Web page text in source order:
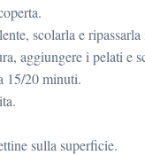
scolarla e
aggiungere i pelati e
15/20 minuti.
sulla superficie.